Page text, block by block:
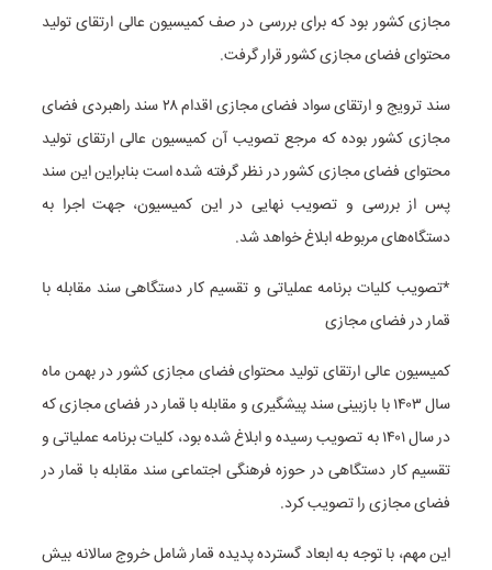
مجازی کشور بود که برای بررسی در صف کمیسیون عالی ارتقای تولید
محتوای فضای مجازی کشور قرار گرفت.
سند ترویج و ارتقای سواد فضای مجازی اقدام ۲۸ سند راهبردی فضای
مجازی کشور بوده که مرجع تصویب آن کمیسیون عالی ارتقای تولید
محتوای فضای مجازی کشور در نظر گرفته شده است بنابراین این سند
پس از بررسی و تصویب نهایی در این کمیسیون، جهت اجرا به
دستگاه‌های مربوطه ابلاغ خواهد شد.
*تصویب کلیات برنامه عملیاتی و تقسیم کار دستگاهی سند مقابله با
قمار در فضای مجازی
کمیسیون عالی ارتقای تولید محتوای فضای مجازی کشور در بهمن ماه
سال ۱۴۰۳ با بازبینی سند پیشگیری و مقابله با قمار در فضای مجازی که
در سال ۱۴۰۱ به تصویب رسیده و ابلاغ شده بود، کلیات برنامه عملیاتی و
تقسیم کار دستگاهی در حوزه فرهنگی اجتماعی سند مقابله با قمار در
فضای مجازی را تصویب کرد.
این مهم، با توجه به ابعاد گسترده پدیده قمار شامل خروج سالانه بیش